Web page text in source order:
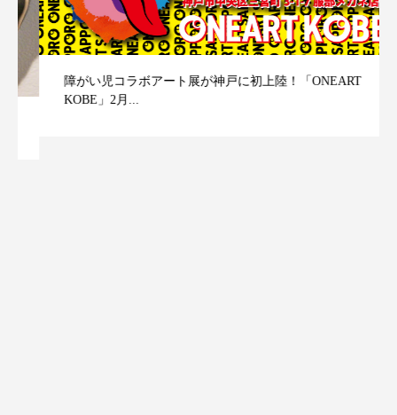
障がい児コラボアート展が神戸に初上陸！「ONEART
KOBE」2月...